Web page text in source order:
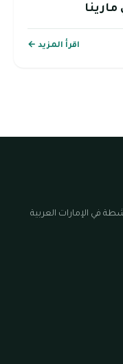
اقرأ المزيد ←
في الإمارات العربية